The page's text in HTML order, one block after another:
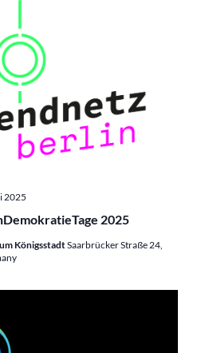
2025
2025
KönigsstadtSaarbrücker Straße 24,